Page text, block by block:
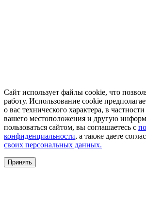
Сайт использует файлы cookie, что
работу. Использование cookie
о вас технического характера, в
вашего местоположения и другую
пользоваться сайтом, вы соглашаетесь с
конфиденциальности, а также даете
своих персональных данных.
Принять